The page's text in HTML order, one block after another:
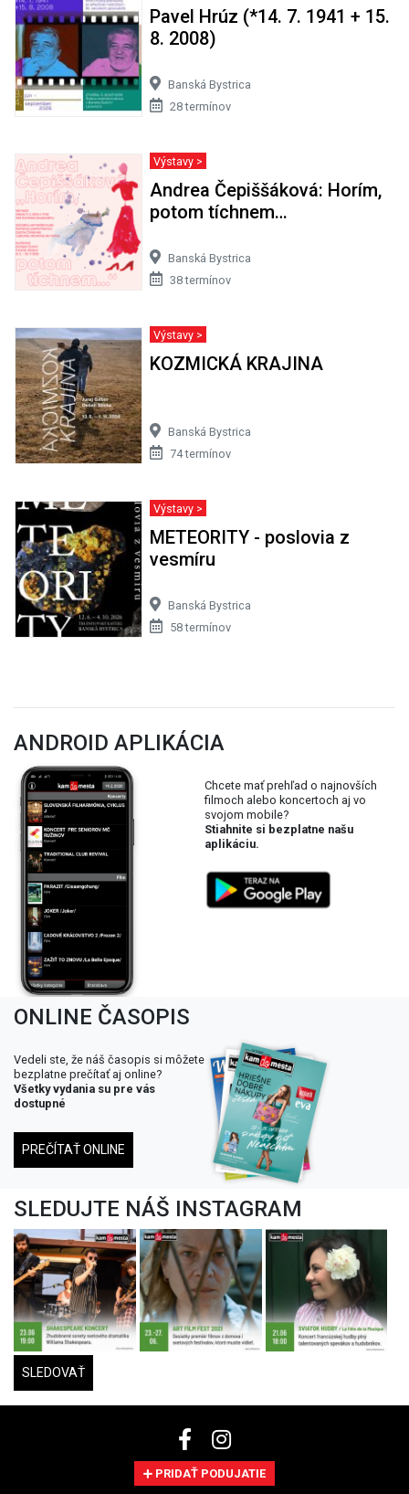
Pavel Hrúz (*14. 7. 1941 + 15.
8. 2008)
Banská Bystrica
28 termínov
Výstavy >
Andrea Čepiššáková: Horím,
potom tíchnem…
Banská Bystrica
38 termínov
Výstavy >
KOZMICKÁ KRAJINA
Banská Bystrica
74 termínov
Výstavy >
METEORITY - poslovia z
vesmíru
Banská Bystrica
58 termínov
ANDROID APLIKÁCIA
Chcete mať prehľad o najnovších
filmoch alebo koncertoch aj vo
svojom mobile?
Stiahnite si bezplatne našu
aplikáciu.
ONLINE ČASOPIS
Vedeli ste, že náš časopis si môžete
bezplatne prečítať aj online?
Všetky vydania su pre vás
dostupné
PREČÍTAŤ ONLINE
SLEDUJTE NÁŠ INSTAGRAM
SLEDOVAŤ
PRIDAŤ PODUJATIE